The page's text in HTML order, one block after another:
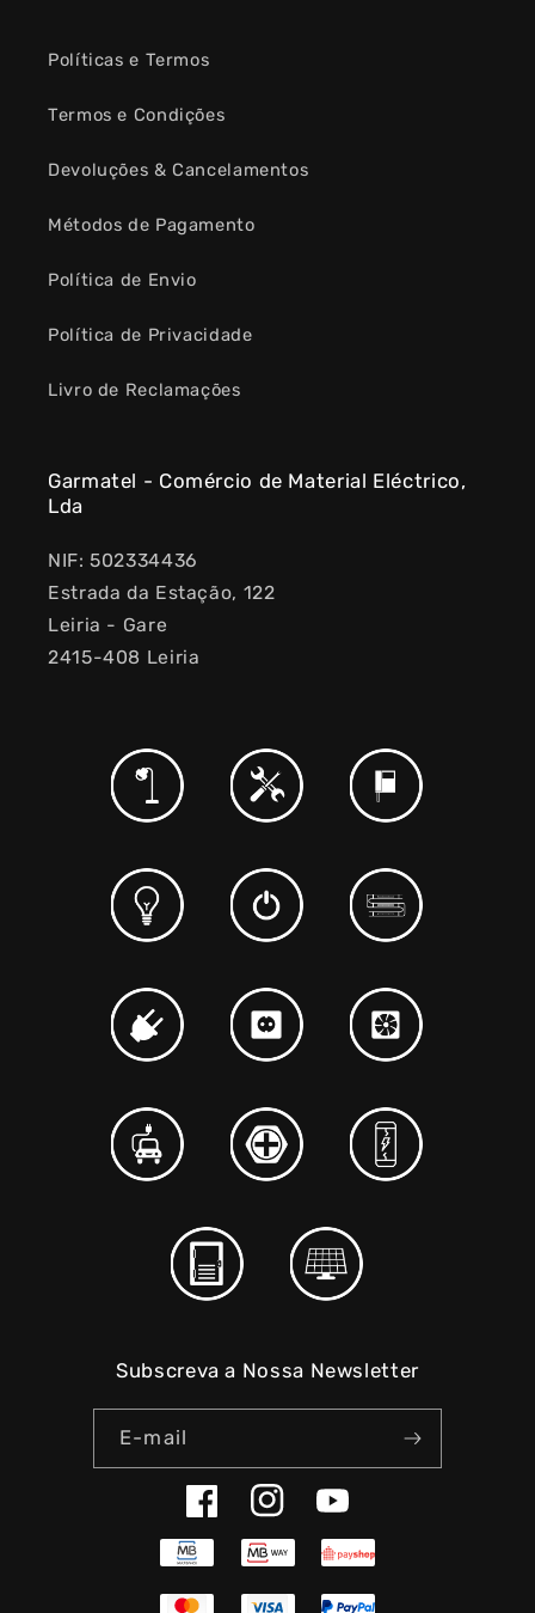
Políticas e Termos
Termos e Condições
Devoluções & Cancelamentos
Métodos de Pagamento
Política de Envio
Política de Privacidade
Livro de Reclamações
Garmatel - Comércio de Material Eléctrico,
Lda
NIF: 502334436
Estrada da Estação, 122
Leiria - Gare
2415-408 Leiria
Subscreva a Nossa Newsletter
E-mail
FacebookInstagramYouTube